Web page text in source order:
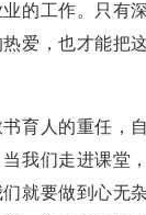
的工作。只有
爱，也才能把
育人的重任，
我们走进课堂
就要做到心无